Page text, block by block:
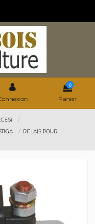
0
Panier
RELAIS POUR